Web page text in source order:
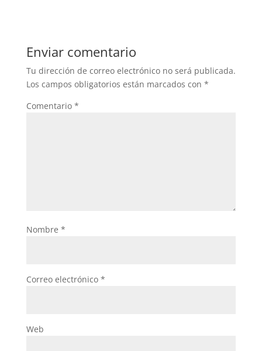
b
o
o
k
A
p
p
Enviar comentario
Tu dirección de correo electrónico no será publicada.
Los campos obligatorios están marcados con *
Comentario *
Nombre *
Correo electrónico *
Web